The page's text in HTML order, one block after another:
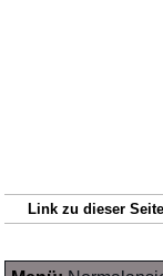
Link zu dieser Seite